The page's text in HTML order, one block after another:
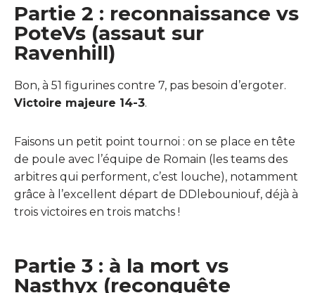
Partie 2 : reconnaissance vs
PoteVs (assaut sur
Ravenhill)
Bon, à 51 figurines contre 7, pas besoin d’ergoter.
Victoire majeure 14-3.
Faisons un petit point tournoi : on se place en tête
de poule avec l’équipe de Romain (les teams des
arbitres qui performent, c’est louche), notamment
grâce à l’excellent départ de DDlebouniouf, déjà à
trois victoires en trois matchs !
Partie 3 : à la mort vs
Nasthyx (reconquête